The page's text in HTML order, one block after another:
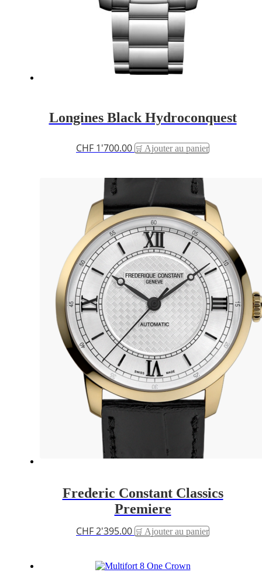
Longines Black Hydroconquest
CHF 1'700.00 Ajouter au panier
Frederic Constant Classics
Premiere
CHF2'395.00 Ajouter au panier